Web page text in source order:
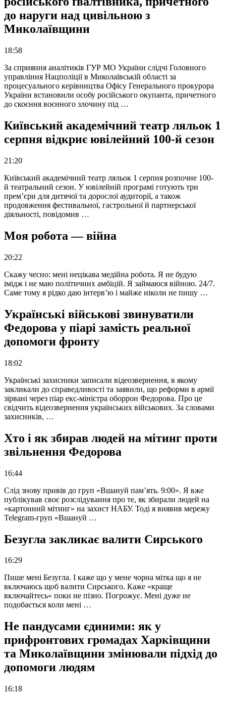
до наруги над цивільною з
Миколаївщини
18:58
За сприяння аналітиків ГУР МО України слідчі Головного
управління Нацполіції в Миколаївській області за
процесуального керівництва Офісу Генерального прокурора
України встановили особу російського окупанта, причетного
до скоєння воєнного злочину під …
Київський академічний театр ляльок 1
серпня відкриє ювілейний 100-й сезон
21:20
Київський академічний театр ляльок 1 серпня розпочне 100-
й театральний сезон. У ювілейній програмі готують три
прем’єри для дитячої та дорослої аудиторії, а також
продовження фестивальної, гастрольної й партнерської
діяльності, повідомив …
Моя робота — війна
20:22
Скажу чесно: мені нецікава медійна робота. Я не будую
імідж і не маю політичних амбіцій. Я займаюся війною. 24/7.
Саме тому я рідко даю інтерв’ю і майже ніколи не пишу …
Українські військові звинуватили
Федорова у піарі замість реальної
допомоги фронту
18:02
Українські захисники записали відеозвернення, в якому
закликали до справедливості та заявили, що реформи в армії
зірвані через піар екс-міністра оборрон Федорова. Про це
свідчить відеозвернення українських військових. За словами
захисників, …
Хто і як збирав людей на мітинг проти
звільнення Федорова
16:44
Слід знову привів до груп «Вшануй пам’ять. 9:00». Я вже
публікував своє розслідування про те, як збирали людей на
«картонний мітинг» на захист НАБУ. Тоді я виявив мережу
Telegram-груп «Вшануй …
Безугла закликає валити Сирського
16:29
Пише мені Безугла. І каже що у мене чорна мітка що я не
включаюсь щоб валити Сирського. Каже «краще
включайтесь» поки не пізно. Погрожує. Мені дуже не
подобається коли мені …
Не пандусами єдиними: як у
прифронтових громадах Харківщини
та Миколаївщини змінювали підхід до
допомоги людям
16:18